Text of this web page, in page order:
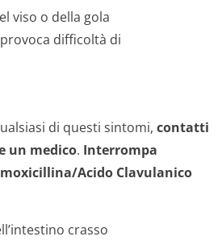
viso o della gola
difficoltà di
di questi sintomi, contatti
un medico. Interrompa
Acido Clavulanico
crasso